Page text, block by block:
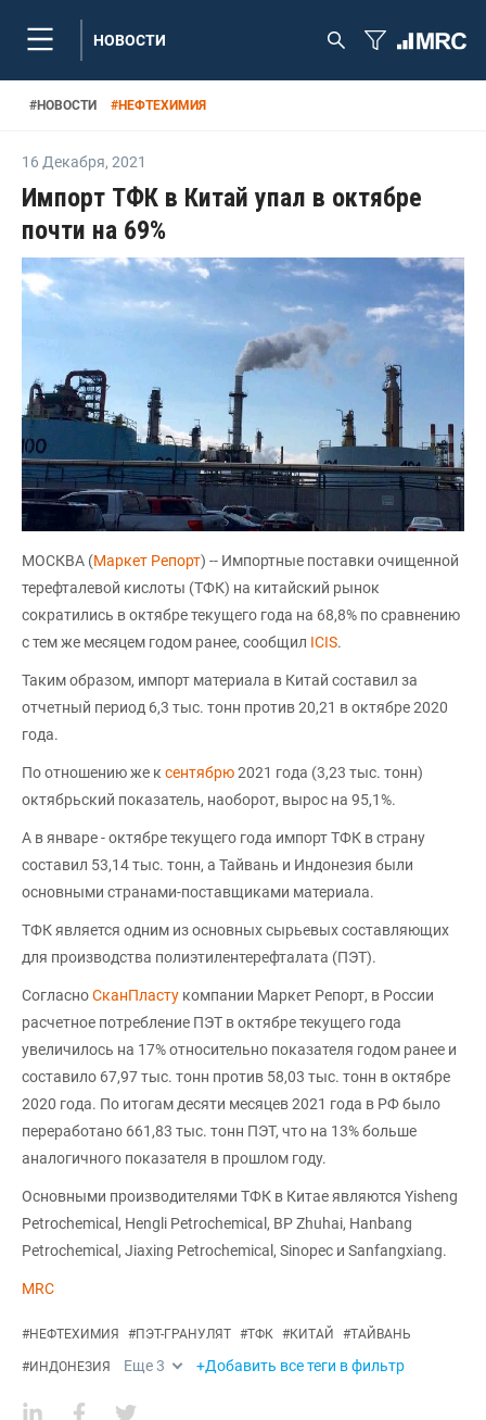
НОВОСТИ
#НОВОСТИ #НЕФТЕХИМИЯ
16 Декабря, 2021
Импорт ТФК в Китай упал в октябре
почти на 69%
МОСКВА (Маркет Репорт) -- Импортные поставки очищенной
терефталевой кислоты (ТФК) на китайский рынок
сократились в октябре текущего года на 68,8% по сравнению
с тем же месяцем годом ранее, сообщил ICIS.
Таким образом, импорт материала в Китай составил за
отчетный период 6,3 тыс. тонн против 20,21 в октябре 2020
года.
По отношению же к сентябрю2021 года (3,23 тыс. тонн)
октябрьский показатель, наоборот, вырос на 95,1%.
А в январе - октябре текущего года импорт ТФК в страну
составил 53,14 тыс. тонн, а Тайвань и Индонезия были
основными странами-поставщиками материала.
ТФК является одним из основных сырьевых составляющих
для производства полиэтилентерефталата (ПЭТ).
СогласноСканПласту компании Маркет Репорт, в России
расчетное потребление ПЭТ в октябре текущего года
увеличилось на 17% относительно показателя годом ранее и
составило 67,97 тыс. тонн против 58,03 тыс. тонн в октябре
2020 года. По итогам десяти месяцев 2021 года в РФ было
переработано 661,83 тыс. тонн ПЭТ, что на 13% больше
аналогичного показателя в прошлом году.
Основными производителями ТФК в Китае являются Yisheng
Petrochemical, Hengli Petrochemical, BP Zhuhai, Hanbang
Petrochemical, Jiaxing Petrochemical, Sinopec и Sanfangxiang.
MRC
#НЕФТЕХИМИЯ #ПЭТ-ГРАНУЛЯТ #ТФК #КИТАЙ #ТАЙВАНЬ
#ИНДОНЕЗИЯ Еще3 +Добавить все теги в фильтр